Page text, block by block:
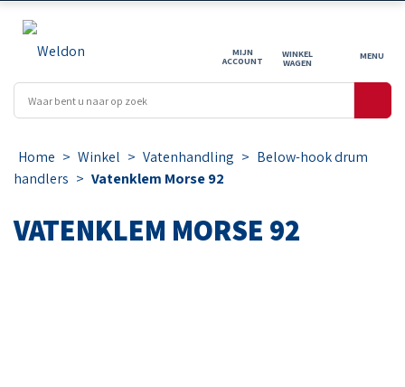
MIJN
ACCOUNT
WINKEL
WAGEN
Home > Winkel > Vatenhandling > Below-hook drum
handlers > Vatenklem Morse 92
VATENKLEM MORSE 92